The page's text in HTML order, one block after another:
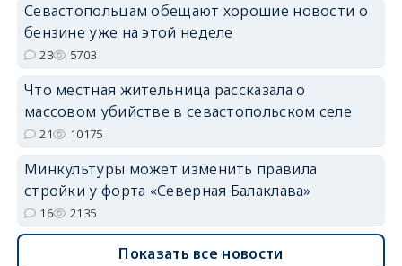
Севастопольцам обещают хорошие новости о
бензине уже на этой неделе
23 5703
Что местная жительница рассказала о
массовом убийстве в севастопольском селе
21 10175
Минкультуры может изменить правила
стройки у форта «Северная Балаклава»
16 2135
Показать все новости